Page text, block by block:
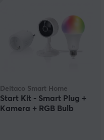
Deltaco Smart Home
Start Kit - Smart Plug +
Kamera + RGB Bulb